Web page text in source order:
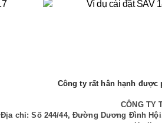
Công ty rất hân hạnh được
CÔNG TY
Địa chỉ: Số 244/44, Đường Dương Đình